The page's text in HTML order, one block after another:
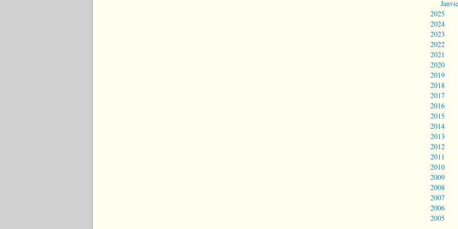
2025
2024
2023
2022
2021
2020
2019
2018
2017
2016
2015
2014
2013
2012
2011
2010
2009
2008
2007
2006
2005